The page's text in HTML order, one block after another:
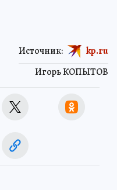
Игорь КОПЫТОВ
Источник: kp.ru